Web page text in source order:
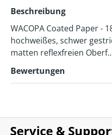
Beschreibung
WACOPA Coated Paper -
hochweißes, schwer
matten reflexfreien
Bewertungen
Service &